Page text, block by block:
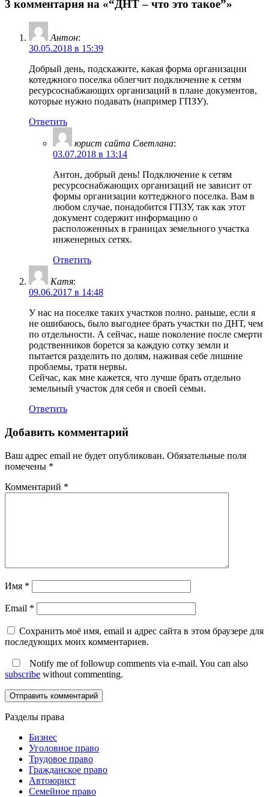
3 комментария на «“ДНТ – что это такое”»
Антон:
30.05.2018 в 15:39
Добрый день, подскажите, какая форма организации
котеджного поселка облегчит подключение к сетям
ресурсоснабжающих организаций в плане документов,
которые нужно подавать (например ГПЗУ).
Ответить
юрист сайта Светлана:
03.07.2018 в 13:14
Антон, добрый день! Подключение к сетям
ресурсоснабжающих организаций не зависит от
формы организации коттеджного поселка. Вам в
любом случае, понадобится ГПЗУ, так как этот
документ содержит информацию о
расположенных в границах земельного участка
инженерных сетях.
Ответить
Катя:
09.06.2017 в 14:48
У нас на поселке таких участков полно. раньше, если я
не ошибаюсь, было выгоднее брать участки по ДНТ, чем
по отдельности. А сейчас, наше поколение после смерти
родственников борется за каждую сотку земли и
пытается разделить по долям, наживая себе лишние
проблемы, тратя нервы.
Сейчас, как мне кажется, что лучше брать отдельно
земельный участок для себя и своей семьи.
Ответить
Добавить комментарий
Ваш адрес email не будет опубликован. Обязательные поля
помечены *
Комментарий *
Имя *
Email *
Сохранить моё имя, email и адрес сайта в этом браузере для
последующих моих комментариев.
Notify me of followup comments via e-mail. You can also
subscribe without commenting.
Разделы права
Бизнес
Уголовное право
Трудовое право
Гражданское право
Автоюрист
Семейное право